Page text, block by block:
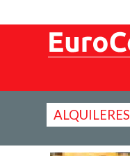
ALQUILERES